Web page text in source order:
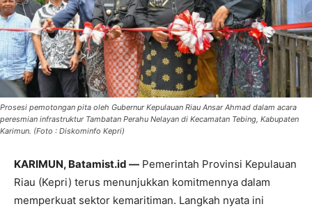
Prosesi pemotongan pita oleh Gubernur Kepulauan Riau Ansar Ahmad dalam acara
peresmian infrastruktur Tambatan Perahu Nelayan di Kecamatan Tebing, Kabupaten
Karimun. (Foto : Diskominfo Kepri)
KARIMUN, Batamist.id — Pemerintah Provinsi Kepulauan
Riau (Kepri) terus menunjukkan komitmennya dalam
memperkuat sektor kemaritiman. Langkah nyata ini